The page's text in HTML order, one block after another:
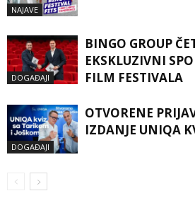
NAJAVE
DOGAĐAJI
BINGO GROUP
EKSKLUZIVNI
FILM FESTIVALA
DOGAĐAJI
OTVORENE
IZDANJE UNIQA